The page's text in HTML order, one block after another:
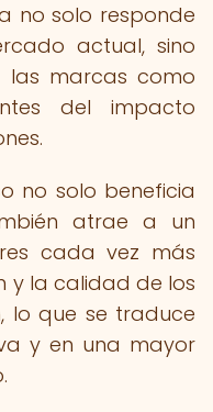
no solo responde
actual, sino
las marcas como
del impacto
no solo beneficia
atrae a un
cada vez más
y la calidad de los
lo que se traduce
y en una mayor